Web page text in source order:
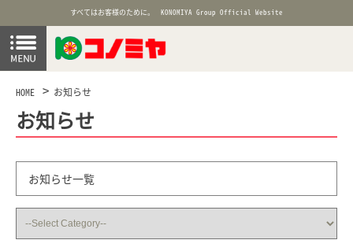
すべてはお客様のために。 KONOMIYA Group Official Website
HOME お知らせ
お知らせ
お知らせ一覧